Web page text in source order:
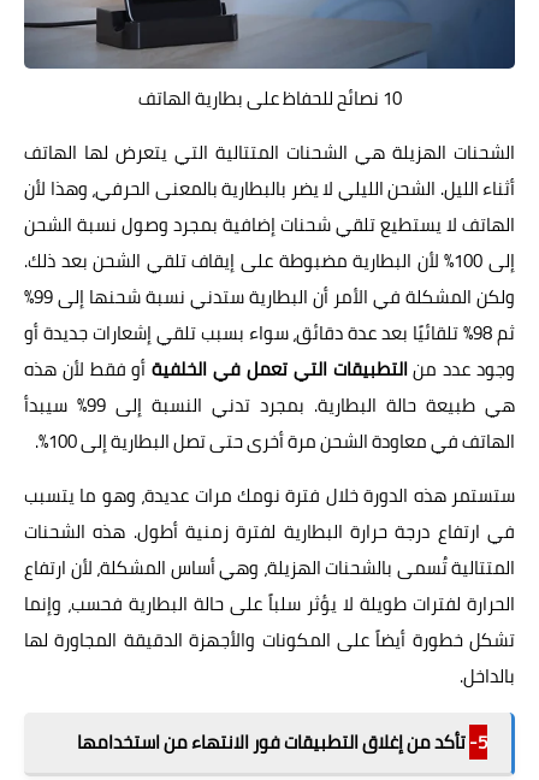
10 نصائح للحفاظ على بطارية الهاتف
الشحنات الهزيلة هي الشحنات المتتالية التي يتعرض لها الهاتف
أثناء الليل. الشحن الليلي لا يضر بالبطارية بالمعنى الحرفي، وهذا لأن
الهاتف لا يستطيع تلقي شحنات إضافية بمجرد وصول نسبة الشحن
إلى 100% لأن البطارية مضبوطة على إيقاف تلقي الشحن بعد ذلك.
ولكن المشكلة في الأمر أن البطارية ستدني نسبة شحنها إلى 99%
ثم 98% تلقائيًا بعد عدة دقائق، سواء بسبب تلقي إشعارات جديدة أو
وجود عدد منالتطبيقات التي تعمل في الخلفيةأو فقط لأن هذه
هي طبيعة حالة البطارية. بمجرد تدني النسبة إلى 99% سيبدأ
الهاتف في معاودة الشحن مرة أخرى حتى تصل البطارية إلى 100%.
ستستمر هذه الدورة خلال فترة نومك مرات عديدة، وهو ما يتسبب
في ارتفاع درجة حرارة البطارية لفترة زمنية أطول. هذه الشحنات
المتتالية تُسمى بالشحنات الهزيلة، وهي أساس المشكلة، لأن ارتفاع
الحرارة لفترات طويلة لا يؤثر سلباً على حالة البطارية فحسب، وإنما
تشكل خطورة أيضاً على المكونات والأجهزة الدقيقة المجاورة لها
بالداخل.
5- تأكد من إغلاق التطبيقات فور الانتهاء من استخدامها